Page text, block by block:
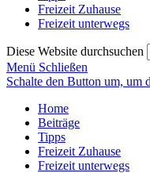
Freizeit Zuhause
Freizeit unterwegs
Diese Website durchsuchen
Menü Schließen
Schalte den Button um, um
Home
Beiträge
Tipps
Freizeit Zuhause
Freizeit unterwegs